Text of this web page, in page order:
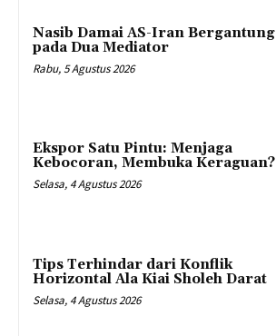
Nasib Damai AS-Iran Bergantung
pada Dua Mediator
Rabu, 5 Agustus 2026
Ekspor Satu Pintu: Menjaga
Kebocoran, Membuka Keraguan?
Selasa, 4 Agustus 2026
Tips Terhindar dari Konflik
Horizontal Ala Kiai Sholeh Darat
Selasa, 4 Agustus 2026